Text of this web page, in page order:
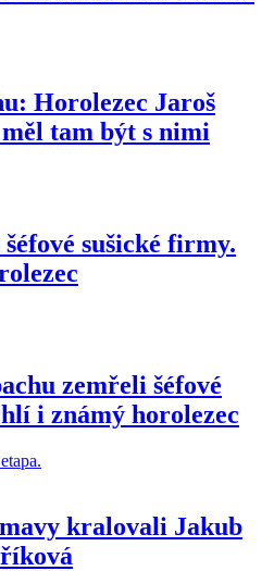
Horolezec Jaroš
tam být s nimi
sušické firmy.
zemřeli šéfové
i známý horolezec
kralovali Jakub